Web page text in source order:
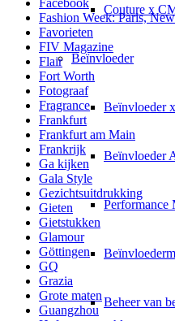
Couture x
Beïnvloeder
Beïnvloeder
Beïnvloeder
Performance
Beheer van
Fashion Week: Paris,
Favorieten
FIV Magazine
Flair
Fort Worth
Fotograaf
Fragrance
Frankfurt
Frankfurt am Main
Frankrijk
Ga kijken
Gala Style
Gezichtsuitdrukking
Gieten
Gietstukken
Glamour
Göttingen
GQ
Grazia
Grote maten
Guangzhou